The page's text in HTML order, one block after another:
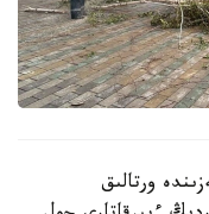
ورتالىق